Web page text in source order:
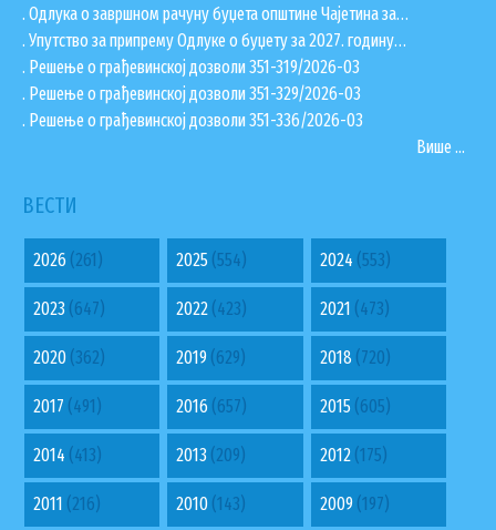
. Одлука о завршном рачуну буџета општине Чајетина за…
. Упутство за припрему Одлуке о буџету за 2027. годину…
. Решење о грађевинској дозволи 351-319/2026-03
. Решење о грађевинској дозволи 351-329/2026-03
. Решење о грађевинској дозволи 351-336/2026-03
Више ...
ВЕСТИ
2026 (261) 2025 (554) 2024 (553)
2023 (647) 2022 (423) 2021 (473)
2020 (362) 2019 (629) 2018 (720)
2017 (491) 2016 (657) 2015(605)
2014 (413) 2013 (209) 2012(175)
2011 (216) 2010 (143) 2009(197)